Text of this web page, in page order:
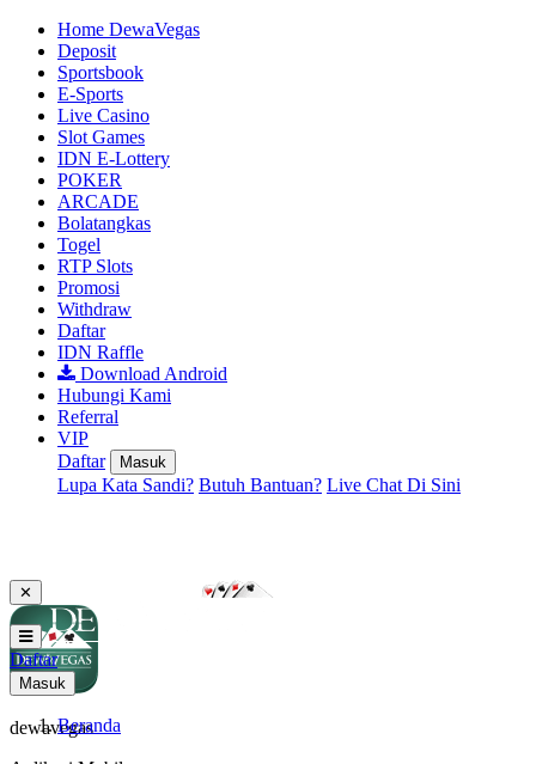
Home DewaVegas
Deposit
Sportsbook
E-Sports
Live Casino
Slot Games
IDN E-Lottery
POKER
ARCADE
Bolatangkas
Togel
RTP Slots
Promosi
Withdraw
Daftar
IDN Raffle
Download Android
Hubungi Kami
Referral
VIP
Daftar
Masuk
Lupa Kata Sandi? Butuh Bantuan? Live Chat Di Sini
✕
dewavegas
Daftar
Masuk
Beranda